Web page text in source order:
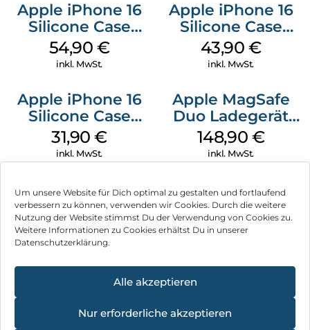
Um unsere Website für Dich optimal zu gestalten und fortlaufend
verbessern zu können, verwenden wir Cookies. Durch die weitere
Nutzung der Website stimmst Du der Verwendung von Cookies zu.
Weitere Informationen zu Cookies erhältst Du in unserer
Datenschutzerklärung.
Alle akzeptieren
Nur erforderliche akzeptieren
Apple iPhone 16
Silicone Case
MagSafe Black
54,90 €
inkl. MwSt.
Apple iPhone 16
Silicone Case
MagSafe Plum
43,90 €
inkl. MwSt.
Apple iPhone 16
Silicone Case
MagSafe Fuchsia
31,90€
inkl. MwSt.
Apple MagSafe
Duo Ladegerät
Weiß
148,90 €
inkl. MwSt.
Impressum